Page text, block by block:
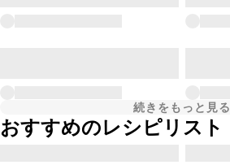
続きをもっと見る
おすすめのレシピリスト